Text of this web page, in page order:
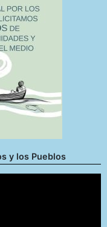
y los Pueblos